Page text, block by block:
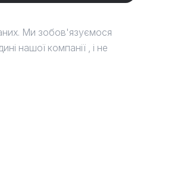
Ми зобов'язуємося
нашої компанії , і не